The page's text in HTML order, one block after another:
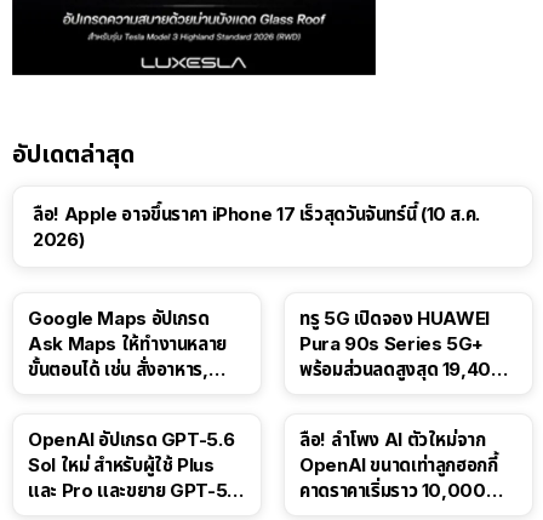
อัปเดตล่าสุด
ลือ! Apple อาจขึ้นราคา iPhone 17 เร็วสุดวันจันทร์นี้ (10 ส.ค.
2026)
Google Maps อัปเกรด
Ask Maps ให้ทำงานหลาย
ขั้นตอนได้ เช่น สั่งอาหาร,
ทรู 5G เปิดจอง HUAWEI
Pura 90s Series 5G+
พร้อมส่วนลดสูงสุด 19,400
OpenAI อัปเกรด GPT-5.6
Sol ใหม่ สำหรับผู้ใช้ Plus
และ Pro และขยาย GPT-5.6
ลือ! ลำโพง AI ตัวใหม่จาก
OpenAI ขนาดเท่าลูกฮอกกี้
คาดราคาเริ่มราว 10,000